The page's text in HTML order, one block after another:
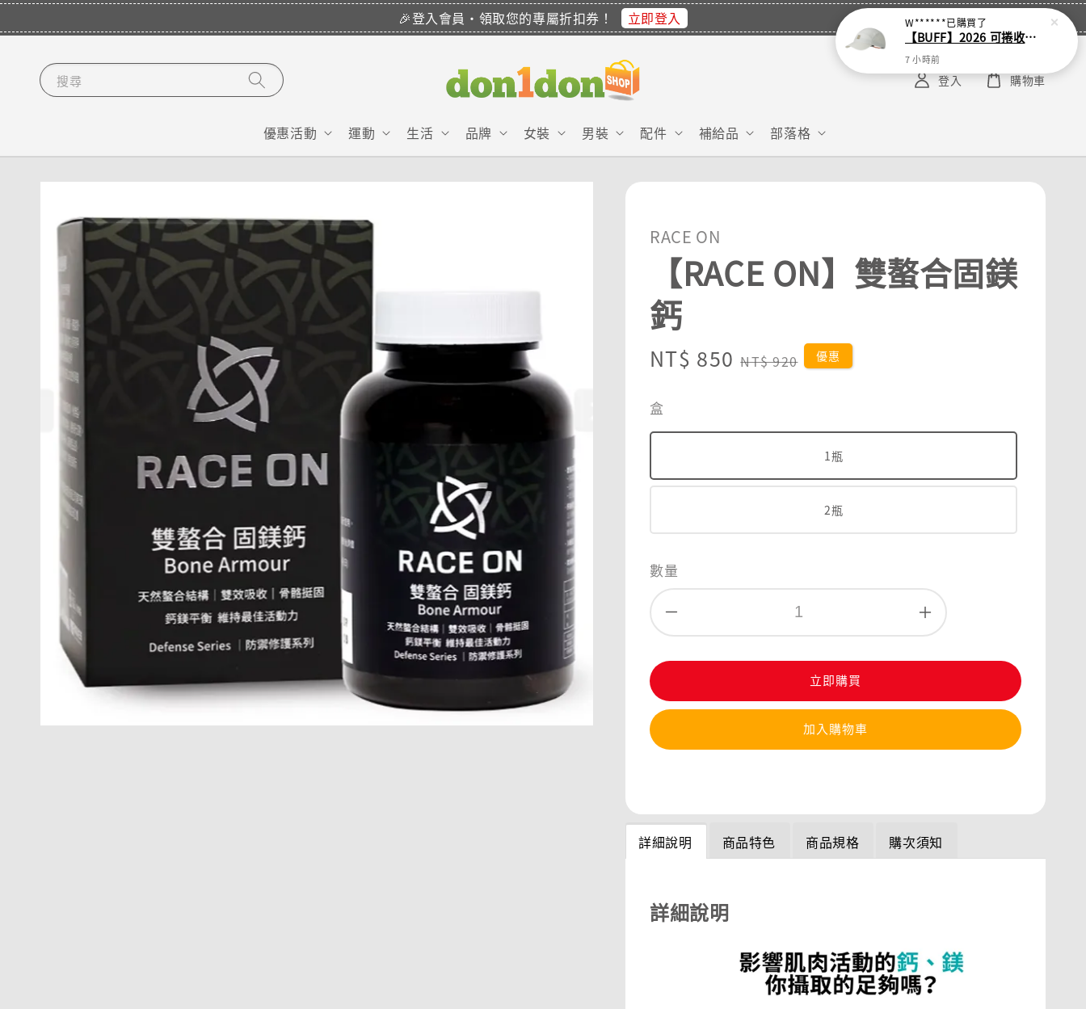
🎉登入會員・領取您的專屬折扣券！ 立即登入
搜尋
優惠活動 運動 生活 品牌 女裝 男裝 配件 補給品 部落格
登入 購物車
RACE ON
【RACE ON】雙螯合固鎂
鈣
Sale
NT$ 850 Regular
NT$ 920 優惠
盒
1瓶
2瓶
數量
立即購買
加入購物車
詳細說明 商品特色 商品規格 購次須知
詳細說明
W******已購買了
【BUFF】2026 可捲收跑帽
7 小時前